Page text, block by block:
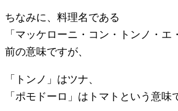
ちなみに、料理名である
「マッケローニ・コン・トンノ・エ
前の意味ですが、
「トンノ」はツナ、
「ポモドーロ」はトマトという意味